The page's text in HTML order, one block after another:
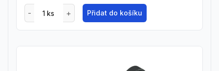
Přidat do košíku